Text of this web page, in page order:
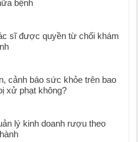
bệnh
sĩ được quyền từ chối khám
cảnh báo sức khỏe trên bao
xử phạt không?
lý kinh doanh rượu theo